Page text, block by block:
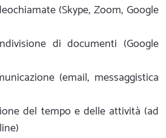
(Skype, Zoom, Google
di documenti (Google
(email, messaggistica
del tempo e delle attività (ad